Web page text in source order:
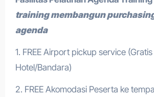
training membangun
agenda
1. FREE Airport pickup service
Hotel/Bandara)
2. FREE Akomodasi Peserta ke